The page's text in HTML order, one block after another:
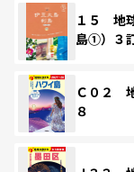
１５ 地
島①）３
Ｃ０２
８